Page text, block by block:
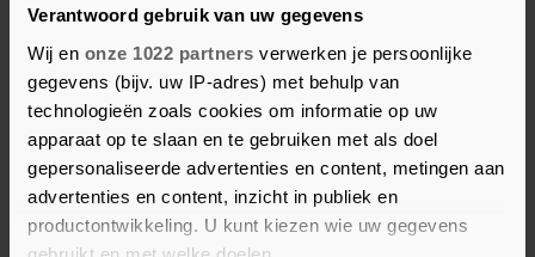
Verantwoord gebruik van uw gegevens
Wij en onze 1022 partners verwerken je persoonlijke
gegevens (bijv. uw IP-adres) met behulp van
technologieën zoals cookies om informatie op uw
apparaat op te slaan en te gebruiken met als doel
gepersonaliseerde advertenties en content, metingen aan
advertenties en content, inzicht in publiek en
productontwikkeling. U kunt kiezen wie uw gegevens
De volledige selectie: Brian Brobbey (Ajax),
Memphis Depay (Corinthians), Virgil van Dijk
(Liverpool), Denzel Dumfries (Internazionale),
Mark Flekken (Brentford), Jeremie Frimpong
(Bayer Leverkusen), Cody Gakpo (Liverpool),
Lutsharel Geertruida (RB Leipzig), Ryan
Gravenberch (Liverpool), Jorrel Hato (Ajax), Jan